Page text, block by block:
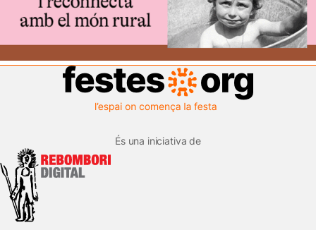
És una iniciativa de